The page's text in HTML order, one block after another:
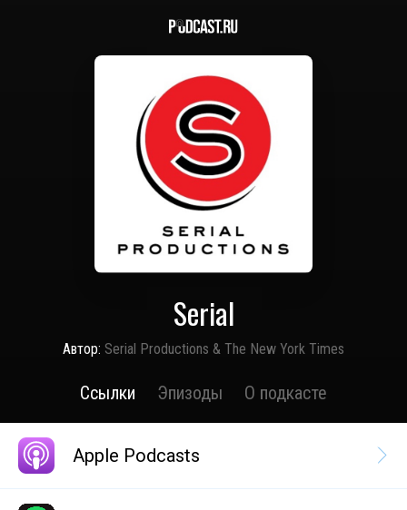
Serial
Автор: Serial Productions & The New York Times
Ссылки Эпизоды О подкасте
Apple Podcasts